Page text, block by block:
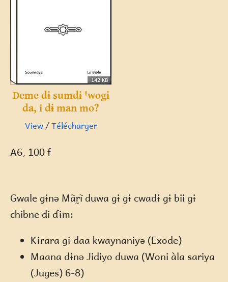
142 KB
Deme dɨ sumdɨ ꞌwogɨ
da, i dɨ man mo?
View/Télécharger
A6, 100 f
Gwale gɨnə Mãr̰ĩ duwa gɨ gɨ cwadɨ gɨ bii gɨ
chibne di ɗɨm:
Kɨrara gɨ daa kwaynaniyə (Exode)
Maana dɨnə Jidiyo duwa (Woni àla sariya
(Juges) 6-8)